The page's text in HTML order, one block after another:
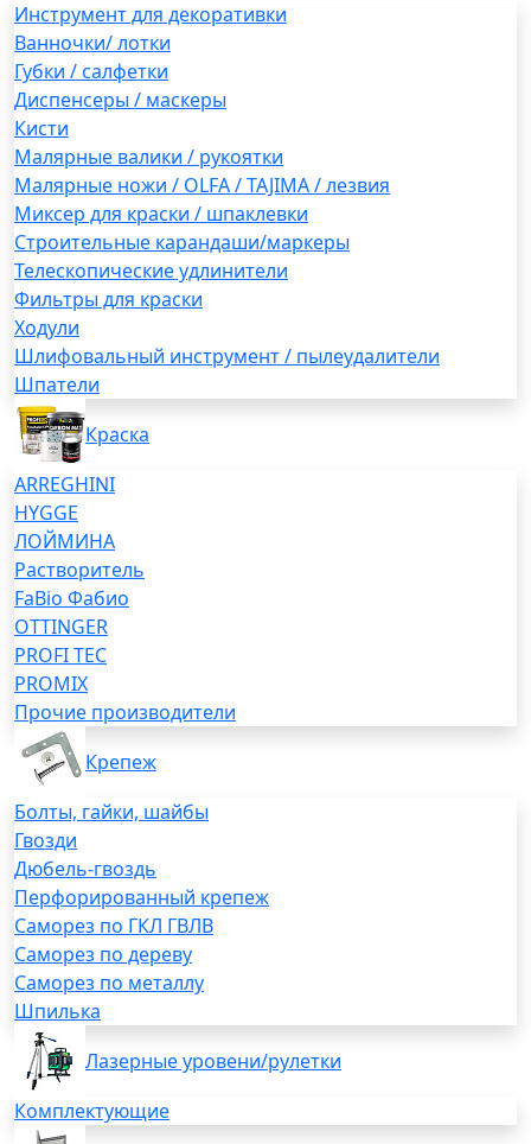
Инструмент для декоративки
Ванночки/ лотки
Губки / салфетки
Диспенсеры / маскеры
Кисти
Малярные валики / рукоятки
Малярные ножи / OLFA / TAJIMA / лезвия
Миксер для краски / шпаклевки
Строительные карандаши/маркеры
Телескопические удлинители
Фильтры для краски
Ходули
Шлифовальный инструмент / пылеудалители
Шпатели
Краска
ARREGHINI
HYGGE
ЛОЙМИНА
Растворитель
FaBio Фабио
OTTINGER
PROFI TEC
PROMIX
Прочие производители
Крепеж
Болты, гайки, шайбы
Гвозди
Дюбель-гвоздь
Перфорированный крепеж
Саморез по ГКЛ ГВЛВ
Саморез по дереву
Саморез по металлу
Шпилька
Лазерные уровени/рулетки
Комплектующие